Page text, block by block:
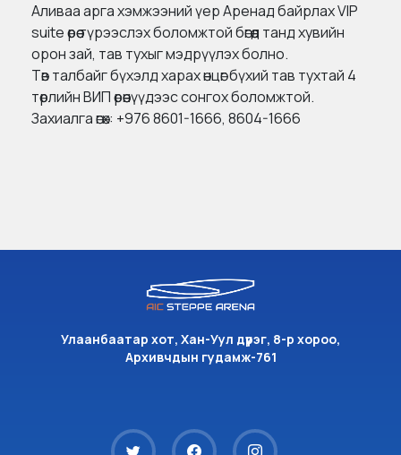
Аливаа арга хэмжээний үер Аренад байрлах VIP
suite өрөө түрээслэх боломжтой бөгөөд танд хувийн
орон зай, тав тухыг мэдрүүлэх болно.
Төв талбайг бүхэлд харах өнцөг бүхий тав тухтай 4
төрлийн ВИП өрөөнүүдээс сонгох боломжтой.
Захиалга өгөх: +976 8601-1666, 8604-1666
Улаанбаатар хот, Хан-Уул дүүрэг, 8-р хороо,
Архивчдын гудамж-761